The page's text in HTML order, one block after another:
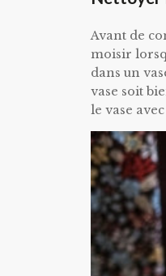
Avant de
moisir
dans un
vase soit
le vase